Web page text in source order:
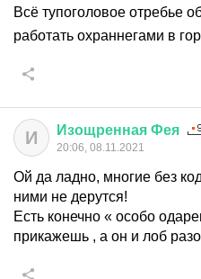
Всё тупоголовое отребье
работать охраннегами в
И Изощренная Фея
20:06, 08.11.2021
Ой да ладно, многие без
ними не дерутся!
Есть конечно « особо
прикажешь , а он и лоб